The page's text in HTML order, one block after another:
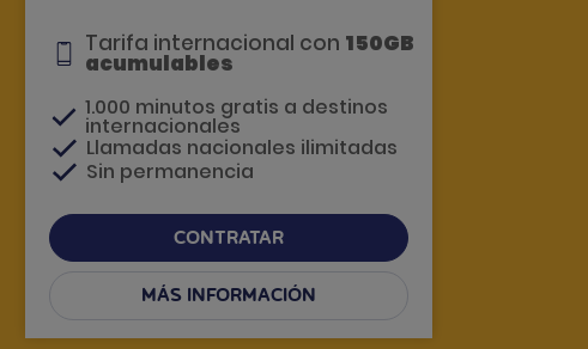
Tarifa internacional con 150GB
acumulables
1.000 minutos gratis a destinos
internacionales
Llamadas nacionales ilimitadas
Sin permanencia
CONTRATAR
MÁS INFORMACIÓN